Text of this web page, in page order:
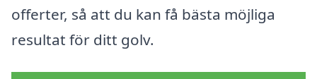
offerter, så att du kan få bästa möjliga
resultat för ditt golv.